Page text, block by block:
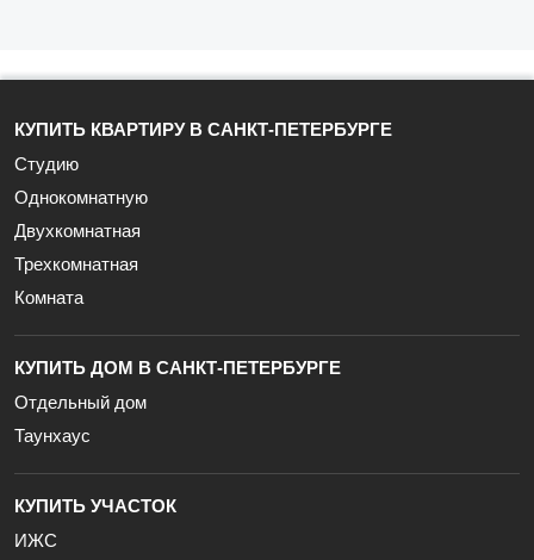
КУПИТЬ КВАРТИРУ В САНКТ-ПЕТЕРБУРГЕ
Студию
Однокомнатную
Двухкомнатная
Трехкомнатная
Комната
КУПИТЬ ДОМ В САНКТ-ПЕТЕРБУРГЕ
Отдельный дом
Таунхаус
КУПИТЬ УЧАСТОК
ИЖС